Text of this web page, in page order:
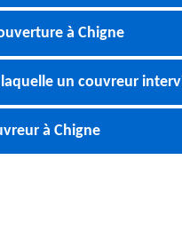
à Chigne
un couvreur
à Chigne